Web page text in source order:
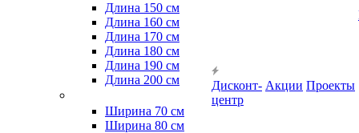
Длина 150 см
Длина 160 см
Длина 170 см
Длина 180 см
Длина 190 см
Длина 200 см
Ширина 70 см
Ширина 80 см
Дисконт-
центр
Акции Проекты